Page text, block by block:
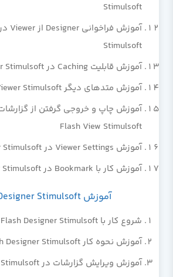
Stimulsoft
Stimulsoft
آموزش قابلیت Caching در Flash Viewer Stimulsoft
آموزش متدهای دیگر Flash Viewer Stimulsoft
آموزش چاپ و خروجی گرفتن از
Flash View Stimulsoft
آموزش Viewer Settings در Flash Viewer Stimulsoft
آموزش کار با Bookmark در Flash Viewer Stimulsoft
آموزش Flash Designer Stimulsoft
شروع کار با Flash Designer Stimulsoft
آموزش نحوه کار Flash Designer Stimulsoft
آموزش ویرایش گزارشات در Flash Designer Stimulsoft